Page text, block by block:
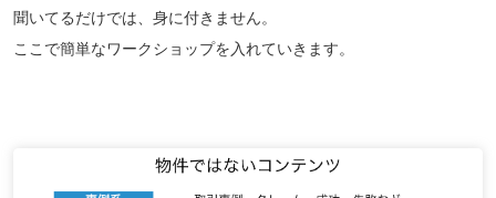
聞いてるだけでは、身に付きません。
ここで簡単なワークショップを入れていきます。